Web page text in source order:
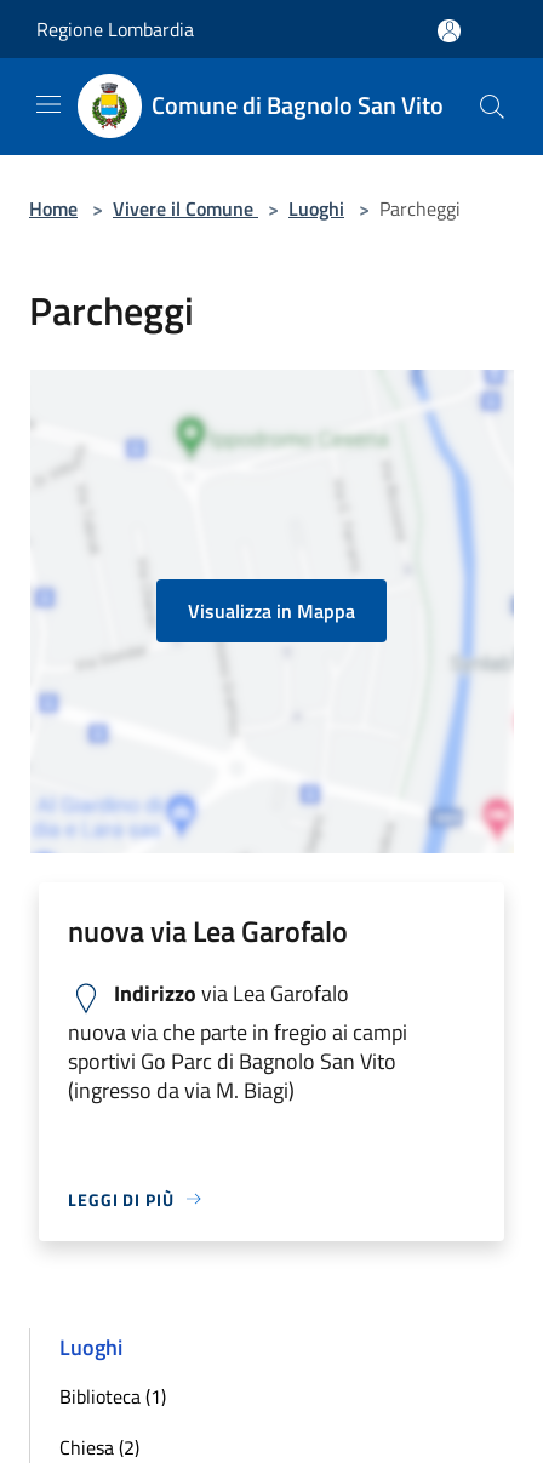
Regione Lombardia
Comune di Bagnolo San Vito
Home > Vivere il Comune > Luoghi > Parcheggi
Parcheggi
Visualizza in Mappa
nuova via Lea Garofalo
Indirizzovia Lea Garofalo
nuova via che parte in fregio ai campi
sportivi Go Parc di Bagnolo San Vito
(ingresso da via M. Biagi)
LEGGI DI PIÙ
Luoghi
Biblioteca (1)
Chiesa (2)